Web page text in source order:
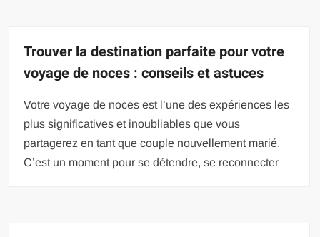
Trouver la destination parfaite pour votre
voyage de noces : conseils et astuces
Votre voyage de noces est l’une des expériences les
plus significatives et inoubliables que vous
partagerez en tant que couple nouvellement marié.
C’est un moment pour se détendre, se reconnecter